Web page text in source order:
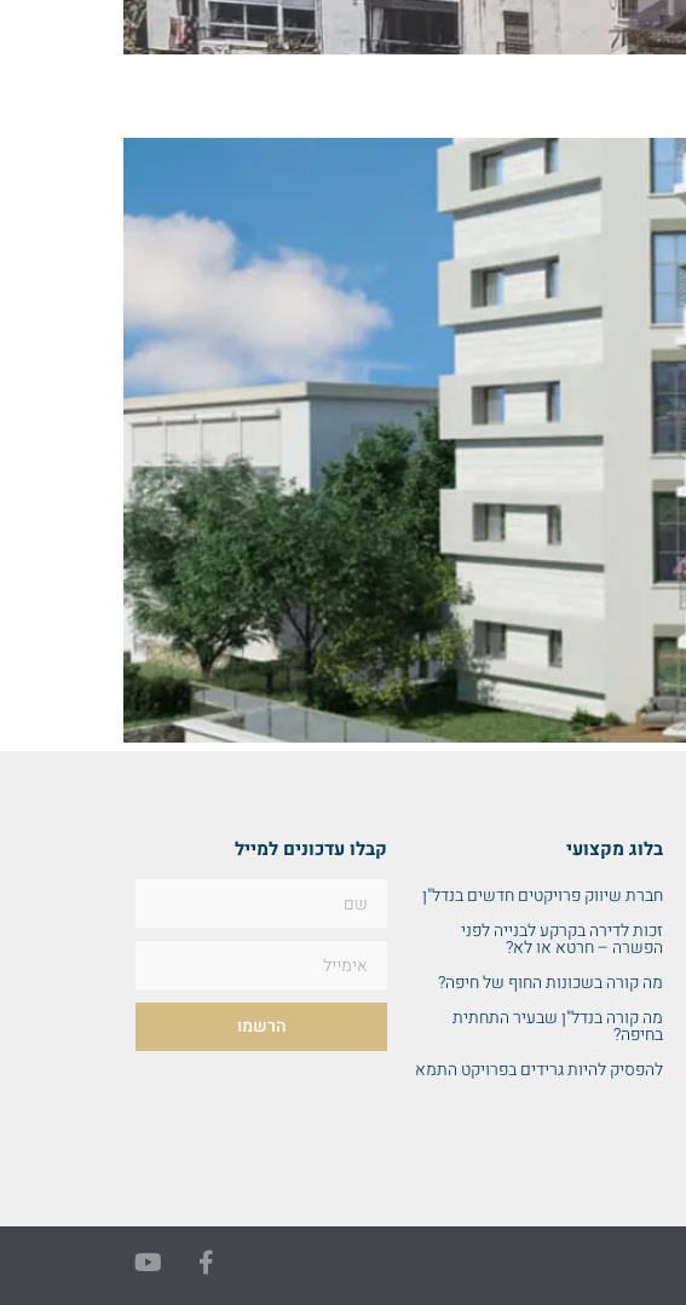
בלוג מקצועי
חברת שיווק פרויקטים חדשים בנדל"ן
זכות לדירה בקרקע לבנייה לפני
הפשרה – חרטא או לא?
מה קורה בשכונות החוף של חיפה?
מה קורה בנדל"ן שבעיר התחתית
בחיפה?
להפסיק להיות גרידים בפרויקט התמא
קבלו עדכונים למייל
הרשמו